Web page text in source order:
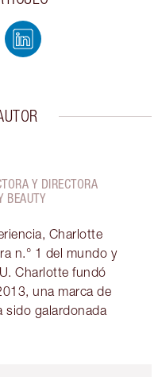
Y DIRECTORA
BEAUTY
Charlotte
n.° 1 del mundo y
Charlotte fundó
una marca de
sido galardonada